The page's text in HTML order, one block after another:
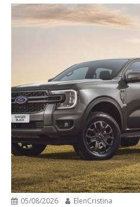
05/08/2026 ElenCristina